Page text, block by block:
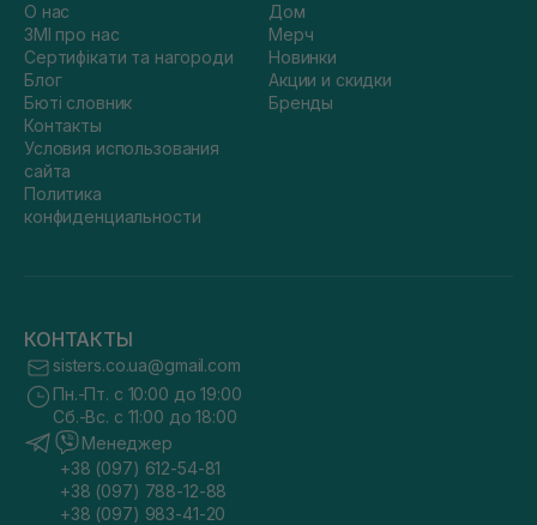
О нас
ЗМІ про нас
Сертифікати та нагороди
Блог
Бюті словник
Контакты
Условия использования
сайта
Политика
конфиденциальности
Дом
Мерч
Новинки
Акции и скидки
Бренды
КОНТАКТЫ
sisters.co.ua@gmail.com
Пн.-Пт. с 10:00 до 19:00
Сб.-Вс. с 11:00 до 18:00
Менеджер
+38 (097) 612-54-81
+38 (097) 788-12-88
+38 (097) 983-41-20